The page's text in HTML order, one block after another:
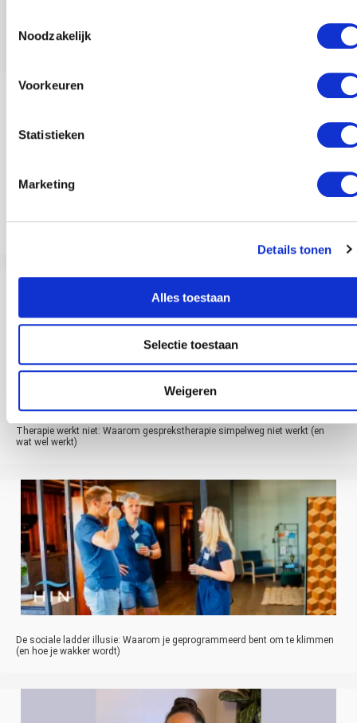
Noodzakelijk
Voorkeuren
Statistieken
Marketing
Details tonen
Alles toestaan
Selectie toestaan
Weigeren
Anderen bekeken ook
Therapie werkt niet: Waarom gesprekstherapie simpelweg niet werkt (en
wat wel werkt)
De sociale ladder illusie: Waarom je geprogrammeerd bent om te klimmen
(en hoe je wakker wordt)